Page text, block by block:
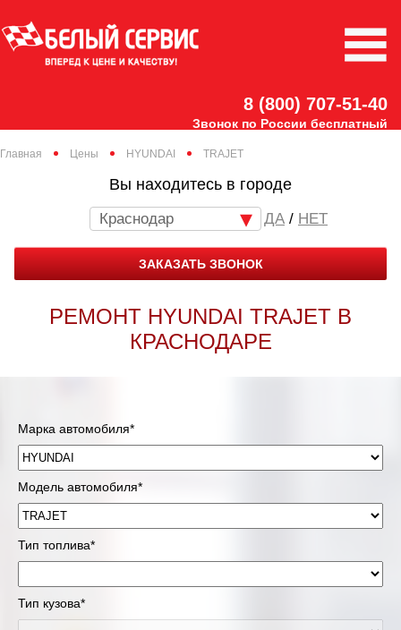
8 (800) 707-51-40
Звонок по России бесплатный
Главная Цены HYUNDAI TRAJET
Вы находитесь в городе
Краснодар / НЕТ
ЗАКАЗАТЬ ЗВОНОК
РЕМОНТ HYUNDAI TRAJET В
КРАСНОДАРЕ
Марка автомобиля*
Модель автомобиля*
Тип топлива*
Тип кузова*